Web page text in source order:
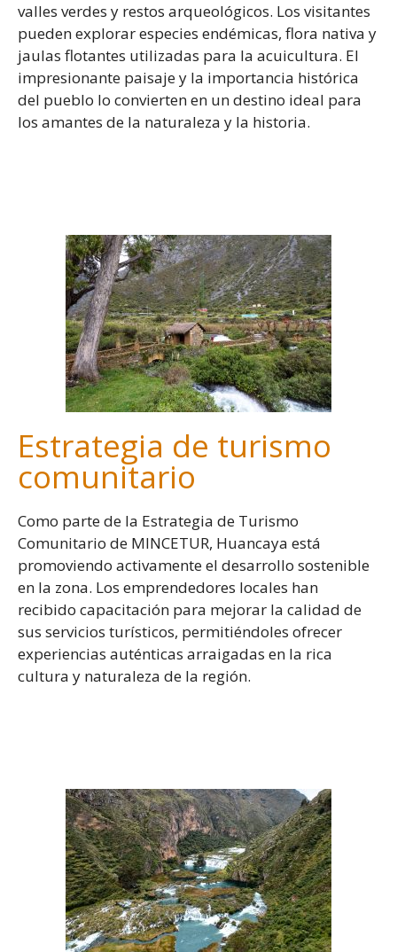
valles verdes y restos arqueológicos. Los visitantes
pueden explorar especies endémicas, flora nativa y
jaulas flotantes utilizadas para la acuicultura. El
impresionante paisaje y la importancia histórica
del pueblo lo convierten en un destino ideal para
los amantes de la naturaleza y la historia.
Estrategia de turismo
comunitario
Como parte de la Estrategia de Turismo
Comunitario de MINCETUR, Huancaya está
promoviendo activamente el desarrollo sostenible
en la zona. Los emprendedores locales han
recibido capacitación para mejorar la calidad de
sus servicios turísticos, permitiéndoles ofrecer
experiencias auténticas arraigadas en la rica
cultura y naturaleza de la región.